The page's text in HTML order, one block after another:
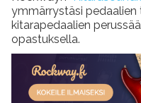
ymmärrystäsi pedaalien
kitarapedaalien
opastuksella.